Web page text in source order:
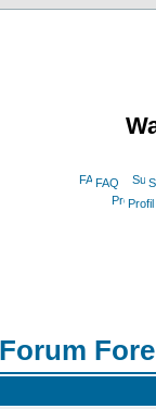
FAQ
Profil